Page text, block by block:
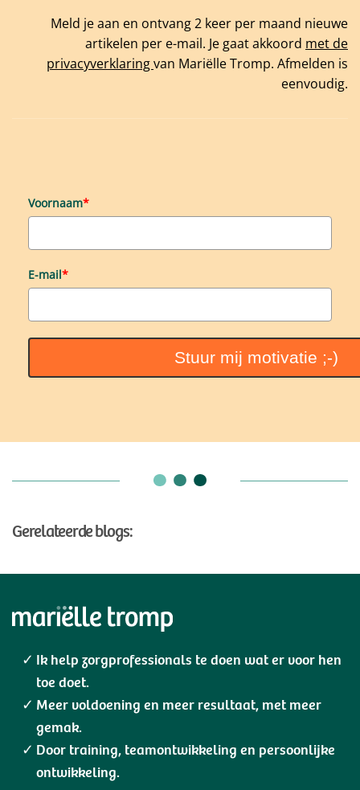
Meld je aan en ontvang 2 keer per maand nieuwe
artikelen per e-mail. Je gaat akkoord met de
privacyverklaringvan Mariëlle Tromp. Afmelden is
eenvoudig.
Voornaam*
E-mail*
Stuur mij motivatie ;-)
Gerelateerde blogs:
Ik help zorgprofessionals te doen wat er voor hen
toe doet.
Meer voldoening en meer resultaat, met meer
gemak.
Door training, teamontwikkeling en persoonlijke
ontwikkeling.